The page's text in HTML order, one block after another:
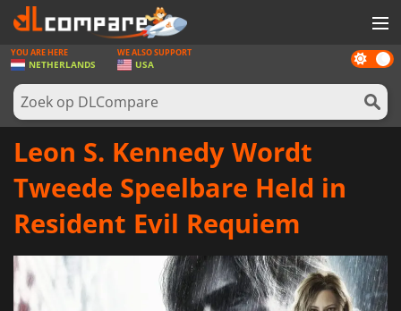
SPELLEN
GAME CARDS
SOFTWARE
Dark
mode
YOU ARE HERE
NETHERLANDS
WE ALSO SUPPORT
USA
Leon S. Kennedy Wordt
Tweede Speelbare Held in
Resident Evil Requiem